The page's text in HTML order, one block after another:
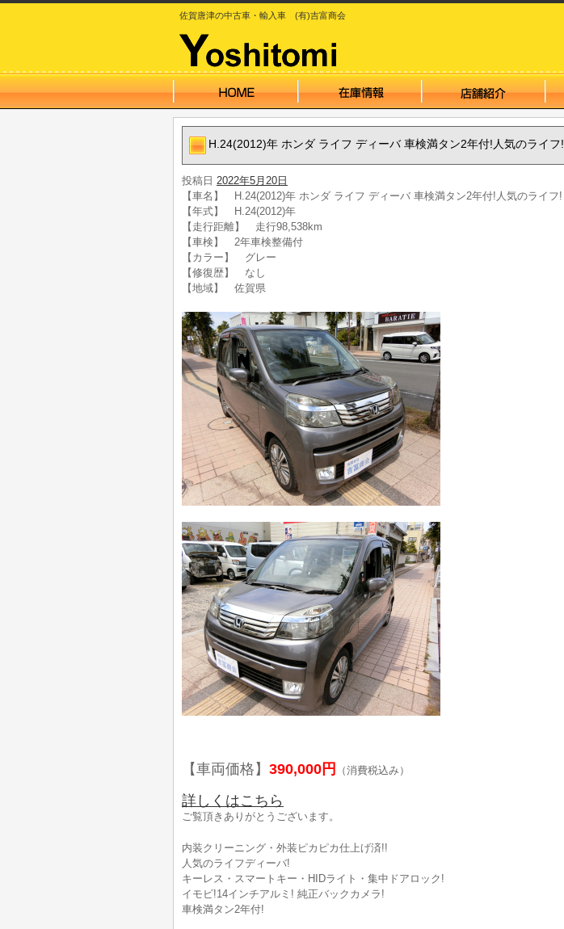
佐賀唐津の中古車・輸入車 (有)吉富商会
H.24(2012)年 ホンダ ライフ ディーバ 車検満タン2年付!人気のライフ!
投稿日 2022年5月20日
【車名】 H.24(2012)年 ホンダ ライフ ディーバ 車検満タン2年付!人気のライフ!
【年式】 H.24(2012)年
【走行距離】 走行98,538km
【車検】 2年車検整備付
【カラー】 グレー
【修復歴】 なし
【地域】 佐賀県
【車両価格】 390,000円 （消費税込み）
詳しくはこちら
ご覧頂きありがとうございます。
内装クリーニング・外装ピカピカ仕上げ済!!
人気のライフディーバ!
キーレス・スマートキー・HIDライト・集中ドアロック!
イモビ!14インチアルミ! 純正バックカメラ!
車検満タン2年付!